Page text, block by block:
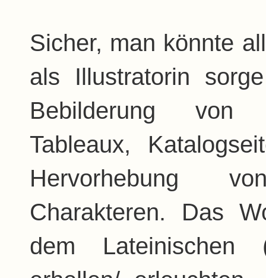
Sicher, man könnte
als Illustratorin
Bebilderung von
Tableaux,
Hervorhebung
Charakteren. Das
dem Lateinischen